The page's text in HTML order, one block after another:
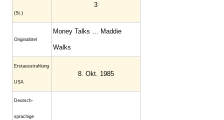
(St.)
3
Original­titel
Money Talks … Maddie
Walks
Erstaus­strahlung
USA
8. Okt. 1985
Deutsch­
sprachige